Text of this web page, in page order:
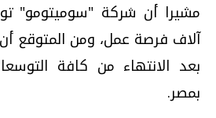
آلاف فرصة عمل، ومن المتوقع
بعد الانتهاء من كافة
بمصر.